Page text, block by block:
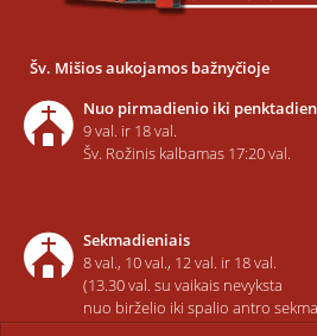
Paveikslas „Švč. Mergelės Marijos
Statistika
Raštinė
Kontaktai ir rekvizitai
Dvasininkai
Šv. Mišios aukojamos bažnyčioje
Nuo pirmadienio iki
9 val. ir 18 val.
Šv. Rožinis kalbamas 17:20 val.
Sekmadieniais
8 val., 10 val., 12 val. ir 18 val.
(13.30 val. su vaikais nevyksta
nuo birželio iki spalio antro